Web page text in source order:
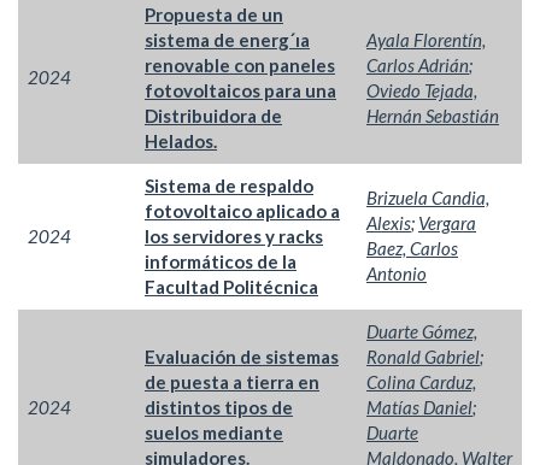
2024
Propuesta de un
sistema de energ´ıa
renovable con paneles
fotovoltaicos para una
Distribuidora de
Helados.
Ayala Florentín,
Carlos Adrián;
Oviedo Tejada,
Hernán Sebastián
2024
Sistema de respaldo
fotovoltaico aplicado a
los servidores y racks
informáticos de la
Facultad Politécnica
Brizuela Candia,
Alexis; Vergara
Baez, Carlos
Antonio
2024
Evaluación de sistemas
de puesta a tierra en
distintos tipos de
suelos mediante
simuladores.
Duarte Gómez,
Ronald Gabriel;
Colina Carduz,
Matías Daniel;
Duarte
Maldonado, Walter